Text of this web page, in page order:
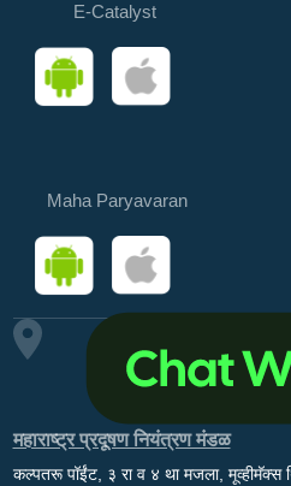
E-Catalyst
Maha Paryavaran
महाराष्ट्र प्रदूषण नियंत्रण मंडळ
कल्पतरू पॉईंट, ३ रा व ४ था मजला, मूव्हीमॅक्स